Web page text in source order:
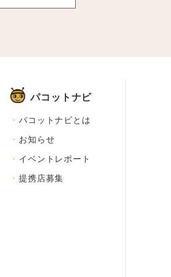
パコットナビ
パコットナビとは
お知らせ
イベントレポート
提携店募集